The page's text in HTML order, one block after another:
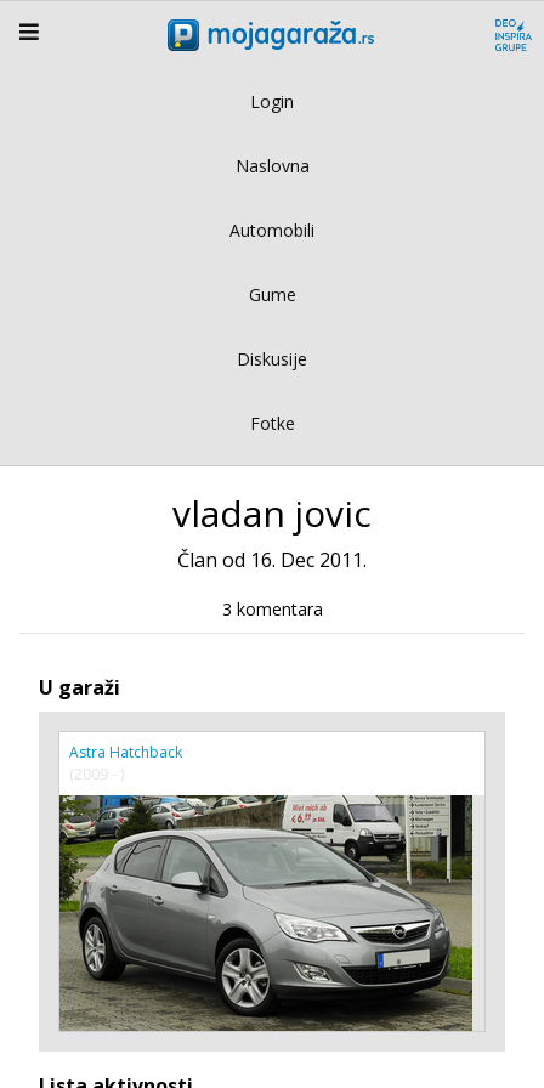
Login
Naslovna
Automobili
Gume
Diskusije
Fotke
vladan jovic
Član od 16. Dec 2011.
3 komentara
U garaži
Astra Hatchback
(2009 - )